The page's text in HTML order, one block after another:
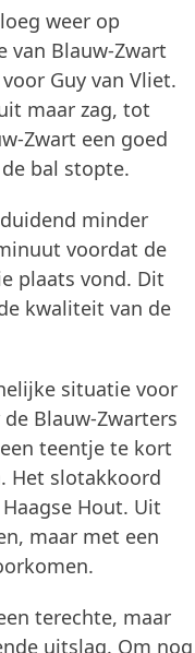
weer op
van Blauw-Zwart
Guy van Vliet.
maar zag, tot
Zwart een goed
bal stopte.
minder
voordat de
plaats vond. Dit
kwaliteit van de
situatie voor
Blauw-Zwarters
teentje te kort
Het slotakkoord
Hout. Uit
maar met een
terechte, maar
uitslag. Om nog